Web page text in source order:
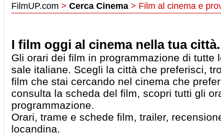
FilmUP.com > Cerca Cinema > Film al cinema e
I film oggi al cinema nella tua città.
Gli orari dei film in programmazione di tutte
sale italiane. Scegli la città che preferisci,
film che stai cercando nel cinema che
consulta la scheda del film, scopri tutti gli
programmazione.
Orari, trame e schede film, trailer,
locandina.